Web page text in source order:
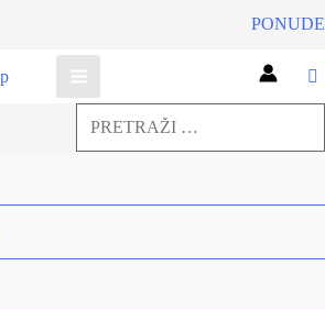
PONUDE
Pretraga
za: